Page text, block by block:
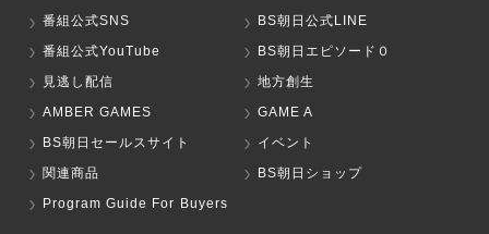
番組公式SNS
BS朝日公式LINE
番組公式YouTube
BS朝日エピソード０
見逃し配信
地方創生
AMBER GAMES
GAME A
BS朝日セールスサイト
イベント
関連商品
BS朝日ショップ
Program Guide For Buyers